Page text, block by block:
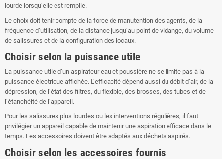
lourde lorsqu’elle est remplie.
Le choix doit tenir compte de la force de manutention des agents, de la
fréquence d’utilisation, de la distance jusqu’au point de vidange, du volume
de salissures et de la configuration des locaux.
Choisir selon la puissance utile
La puissance utile d’un aspirateur eau et poussière ne se limite pas à la
puissance électrique affichée. L’efficacité dépend aussi du débit d’air, de la
dépression, de l’état des filtres, du flexible, des brosses, des tubes et de
l’étanchéité de l’appareil.
Pour les salissures plus lourdes ou les interventions régulières, il faut
privilégier un appareil capable de maintenir une aspiration efficace dans le
temps. Les accessoires doivent être adaptés aux déchets aspirés.
Choisir selon les accessoires fournis